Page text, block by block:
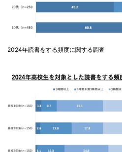
2024年読書をする頻度に関する調査